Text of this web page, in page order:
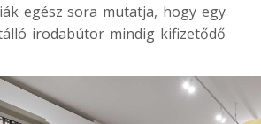
egész sora mutatja, hogy egy
irodabútor mindig kifizetődő